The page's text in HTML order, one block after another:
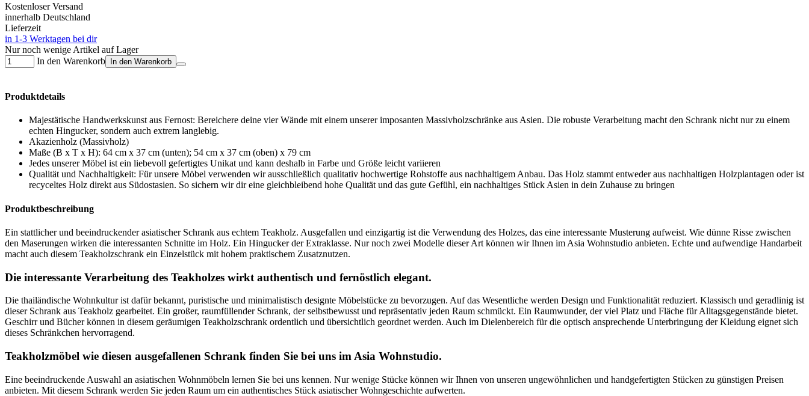
Kostenloser Versand
innerhalb Deutschland
Lieferzeit
in 1-3 Werktagen bei dir
Nur noch wenige Artikel auf Lager
In den Warenkorb
In den Warenkorb
Produktdetails
Majestätische Handwerkskunst aus Fernost: Bereichere deine vier Wände mit einem unserer imposanten Massivholzschränke aus Asien. Die robuste Verarbeitung macht den Schrank nicht nur zu einem
echten Hingucker, sondern auch extrem langlebig.
Akazienholz (Massivholz)
Maße (B x T x H): 64 cm x 37 cm (unten); 54 cm x 37 cm (oben) x 79 cm
Jedes unserer Möbel ist ein liebevoll gefertigtes Unikat und kann deshalb in Farbe und Größe leicht variieren
Qualität und Nachhaltigkeit: Für unsere Möbel verwenden wir ausschließlich qualitativ hochwertige Rohstoffe aus nachhaltigem Anbau. Das Holz stammt entweder aus nachhaltigen Holzplantagen oder ist
recyceltes Holz direkt aus Südostasien. So sichern wir dir eine gleichbleibend hohe Qualität und das gute Gefühl, ein nachhaltiges Stück Asien in dein Zuhause zu bringen
Produktbeschreibung
Ein stattlicher und beeindruckender asiatischer Schrank aus echtem Teakholz. Ausgefallen und einzigartig ist die Verwendung des Holzes, das eine interessante Musterung aufweist. Wie dünne Risse zwischen
den Maserungen wirken die interessanten Schnitte im Holz. Ein Hingucker der Extraklasse. Nur noch zwei Modelle dieser Art können wir Ihnen im Asia Wohnstudio anbieten. Echte und aufwendige Handarbeit
macht auch diesem Teakholzschrank ein Einzelstück mit hohem praktischem Zusatznutzen.
Die interessante Verarbeitung des Teakholzes wirkt authentisch und fernöstlich elegant.
Die thailändische Wohnkultur ist dafür bekannt, puristische und minimalistisch designte Möbelstücke zu bevorzugen. Auf das Wesentliche werden Design und Funktionalität reduziert. Klassisch und geradlinig ist
dieser Schrank aus Teakholz gearbeitet. Ein großer, raumfüllender Schrank, der selbstbewusst und repräsentativ jeden Raum schmückt. Ein Raumwunder, der viel Platz und Fläche für Alltagsgegenstände bietet.
Geschirr und Bücher können in diesem geräumigen Teakholzschrank ordentlich und übersichtlich geordnet werden. Auch im Dielenbereich für die optisch ansprechende Unterbringung der Kleidung eignet sich
dieses Schränkchen hervorragend.
Teakholzmöbel wie diesen ausgefallenen Schrank finden Sie bei uns im Asia Wohnstudio.
Eine beeindruckende Auswahl an asiatischen Wohnmöbeln lernen Sie bei uns kennen. Nur wenige Stücke können wir Ihnen von unseren ungewöhnlichen und handgefertigten Stücken zu günstigen Preisen
anbieten. Mit diesem Schrank werden Sie jeden Raum um ein authentisches Stück asiatischer Wohngeschichte aufwerten.